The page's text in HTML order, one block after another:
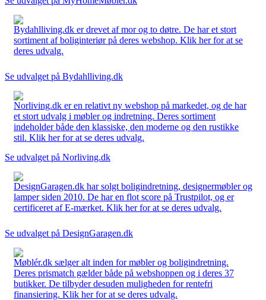
Bydahlliving.dk er drevet af mor og to døtre. De har et stort
sortiment af boliginteriør på deres webshop. Klik her for at se
deres udvalg.
Se udvalget på Bydahlliving.dk
Norliving.dk er en relativt ny webshop på markedet, og de har
et stort udvalg i møbler og indretning. Deres sortiment
indeholder både den klassiske, den moderne og den rustikke
stil. Klik her for at se deres udvalg.
Se udvalget på Norliving.dk
DesignGaragen.dk har solgt boligindretning, designermøbler og
lamper siden 2010. De har en flot score på Trustpilot, og er
certificeret af E-mærket. Klik her for at se deres udvalg.
Se udvalget på DesignGaragen.dk
Møblér.dk sælger alt inden for møbler og boligindretning.
Deres prismatch gælder både på webshoppen og i deres 37
butikker. De tilbyder desuden muligheden for rentefri
finansiering. Klik her for at se deres udvalg.